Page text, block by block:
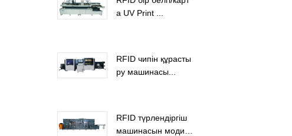
а UV Print ...
RFID чипін құрасты
ру машинасы...
RFID түрлендіргіш
машинасын модиф